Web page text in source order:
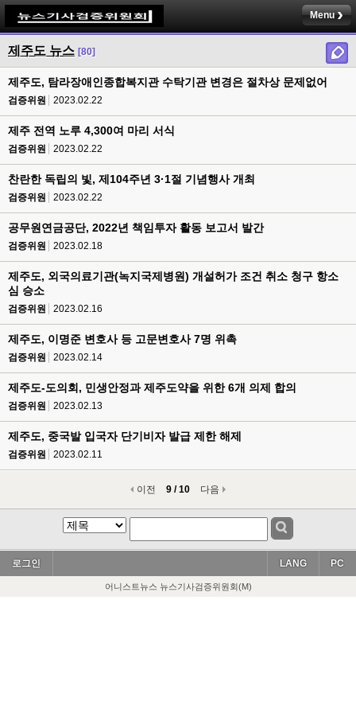
Menu
제주도 뉴스 [80]
제주도, 탐라장애인종합복지관 수탁기관 변경은 절차상 문제없어
검증위원 2023.02.22
제주 전역 노루 4,300여 마리 서식
검증위원 2023.02.22
찬란한 독립의 빛, 제104주년 3·1절 기념행사 개최
검증위원 2023.02.22
공무원연금공단, 2022년 책임투자 활동 보고서 발간
검증위원 2023.02.18
제주도, 외국의료기관(녹지국제병원) 개설허가 조건 취소 청구 항소
심 승소
검증위원 2023.02.16
제주도, 이명준 변호사 등 고문변호사 7명 위촉
검증위원 2023.02.14
제주도-도의회, 민생안정과 제주도약을 위한 6개 의제 합의
검증위원 2023.02.13
제주도, 중국발 입국자 단기비자 발급 제한 해제
검증위원 2023.02.11
이전 9 / 10 다음
로그인 PC
LANG
어니스트뉴스 뉴스기사검증위원회(M)